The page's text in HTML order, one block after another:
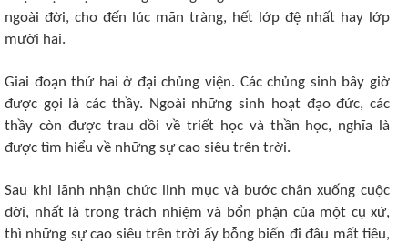
ngoài đời, cho đến lúc mãn tràng, hết lớp đệ nhất hay lớp
mười hai.
Giai đoạn thứ hai ở đại chủng viện. Các chủng sinh bây giờ
được gọi là các thầy. Ngoài những sinh hoạt đạo đức, các
thầy còn được trau dồi về triết học và thần học, nghĩa là
được tìm hiểu về những sự cao siêu trên trời.
Sau khi lãnh nhận chức linh mục và bước chân xuống cuộc
đời, nhất là trong trách nhiệm và bổn phận của một cụ xứ,
thì những sự cao siêu trên trời ấy bỗng biến đi đâu mất tiêu,